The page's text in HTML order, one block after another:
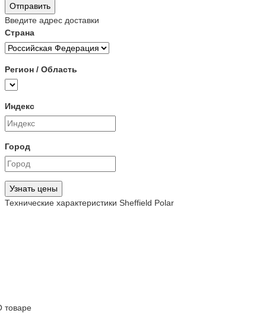
Отправить
Введите адрес доставки
Страна
Регион / Область
Индекс
Город
Узнать цены
Технические характеристики Sheffield Polar
товаре